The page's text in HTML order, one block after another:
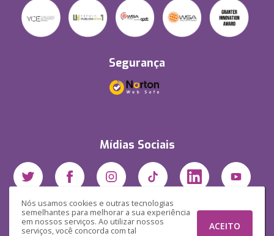
Nós usamos cookies e outras tecnologias
semelhantes para melhorar a sua experiência
em nossos serviços. Ao utilizar nossos
serviços, você concorda com tal
ACEITO
Segurança
Mídias Sociais